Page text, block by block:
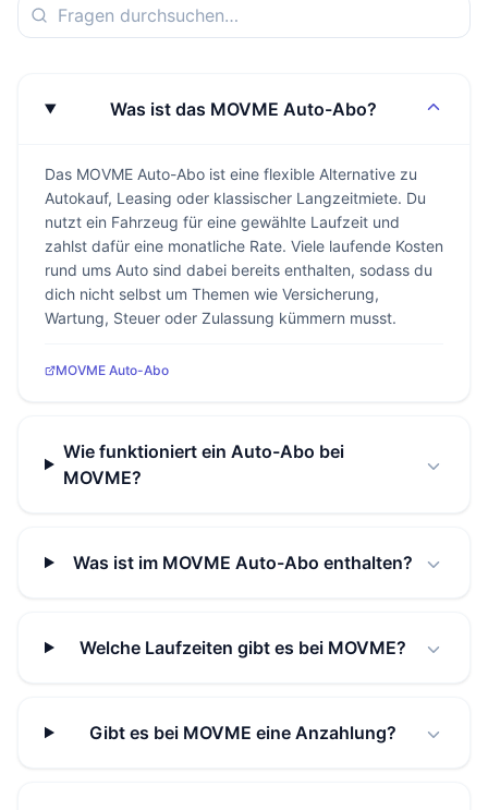
Was ist das MOVME Auto-Abo?
Das MOVME Auto-Abo ist eine flexible Alternative zu
Autokauf, Leasing oder klassischer Langzeitmiete. Du
nutzt ein Fahrzeug für eine gewählte Laufzeit und
zahlst dafür eine monatliche Rate. Viele laufende Kosten
rund ums Auto sind dabei bereits enthalten, sodass du
dich nicht selbst um Themen wie Versicherung,
Wartung, Steuer oder Zulassung kümmern musst.
MOVME Auto-Abo
Wie funktioniert ein Auto-Abo bei
MOVME?
Was ist im MOVME Auto-Abo enthalten?
Welche Laufzeiten gibt es bei MOVME?
Gibt es bei MOVME eine Anzahlung?